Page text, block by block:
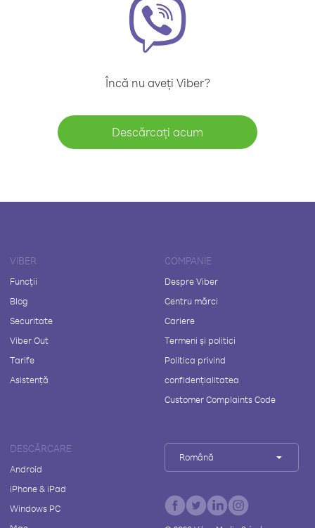
Încă nu aveți Viber?
Descărcați acum
VIBER
Funcții
Blog
Securitate
Viber Out
Tarife
Asistență
COMPANIE
Despre Viber
Centru mărci
Cariere
Termeni și politici
Politica privind
confidențialitatea
Customer Complaints Code
DESCĂRCARE
Android
iPhone & iPad
Windows PC
Română